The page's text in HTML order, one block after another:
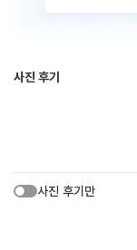
사진 후기
사진 후기만